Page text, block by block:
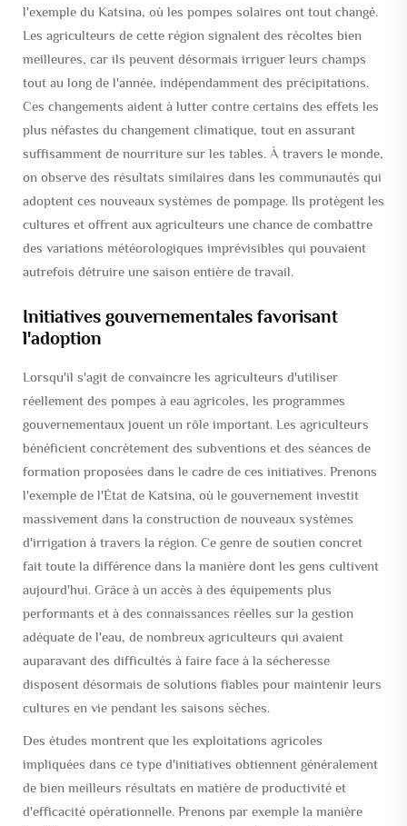
l'exemple du Katsina, où les pompes solaires ont tout changé.
Les agriculteurs de cette région signalent des récoltes bien
meilleures, car ils peuvent désormais irriguer leurs champs
tout au long de l'année, indépendamment des précipitations.
Ces changements aident à lutter contre certains des effets les
plus néfastes du changement climatique, tout en assurant
suffisamment de nourriture sur les tables. À travers le monde,
on observe des résultats similaires dans les communautés qui
adoptent ces nouveaux systèmes de pompage. Ils protègent les
cultures et offrent aux agriculteurs une chance de combattre
des variations météorologiques imprévisibles qui pouvaient
autrefois détruire une saison entière de travail.
Initiatives gouvernementales favorisant
l'adoption
Lorsqu'il s'agit de convaincre les agriculteurs d'utiliser
réellement des pompes à eau agricoles, les programmes
gouvernementaux jouent un rôle important. Les agriculteurs
bénéficient concrètement des subventions et des séances de
formation proposées dans le cadre de ces initiatives. Prenons
l'exemple de l'État de Katsina, où le gouvernement investit
massivement dans la construction de nouveaux systèmes
d'irrigation à travers la région. Ce genre de soutien concret
fait toute la différence dans la manière dont les gens cultivent
aujourd'hui. Grâce à un accès à des équipements plus
performants et à des connaissances réelles sur la gestion
adéquate de l'eau, de nombreux agriculteurs qui avaient
auparavant des difficultés à faire face à la sécheresse
disposent désormais de solutions fiables pour maintenir leurs
cultures en vie pendant les saisons sèches.
Des études montrent que les exploitations agricoles
impliquées dans ce type d'initiatives obtiennent généralement
de bien meilleurs résultats en matière de productivité et
d'efficacité opérationnelle. Prenons par exemple la manière